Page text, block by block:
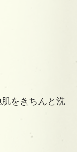
をきちんと洗